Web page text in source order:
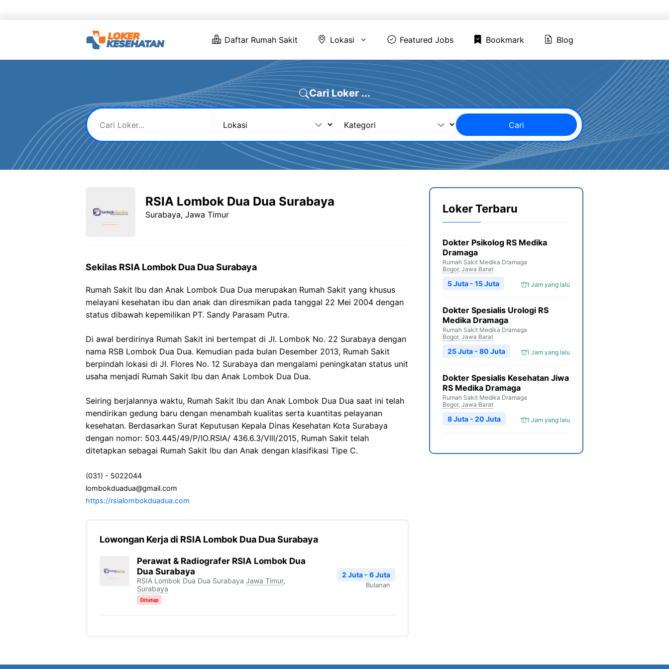
Daftar Rumah Sakit Lokasi Featured Jobs Bookmark Blog
Cari Loker ...
Cari
RSIA Lombok Dua Dua Surabaya
Surabaya, Jawa Timur
Sekilas RSIA Lombok Dua Dua Surabaya
Rumah Sakit lbu dan Anak Lombok Dua Dua merupakan Rumah Sakit yang khusus
melayani kesehatan ibu dan anak dan diresmikan pada tanggal 22 Mei 2004 dengan
status dibawah kepemilikan PT. Sandy Parasam Putra.
Di awal berdirinya Rumah Sakit ini bertempat di JI. Lombok No. 22 Surabaya dengan
nama RSB Lombok Dua Dua. Kemudian pada bulan Desember 2013, Rumah Sakit
berpindah lokasi di JI. Flores No. 12 Surabaya dan mengalami peningkatan status unit
usaha menjadi Rumah Sakit lbu dan Anak Lombok Dua Dua.
Seiring berjalannya waktu, Rumah Sakit lbu dan Anak Lombok Dua Dua saat ini telah
mendirikan gedung baru dengan menambah kualitas serta kuantitas pelayanan
kesehatan. Berdasarkan Surat Keputusan Kepala Dinas Kesehatan Kota Surabaya
dengan nomor: 503.445/49/P/IO.RSIA/ 436.6.3/Vlll/2015, Rumah Sakit telah
ditetapkan sebagai Rumah Sakit lbu dan Anak dengan klasifikasi Tipe C.
(031) - 5022044
lombokduadua@gmail.com
https://rsialombokduadua.com
Lowongan Kerja di RSIA Lombok Dua Dua Surabaya
Perawat & Radiografer RSIA Lombok Dua
Dua Surabaya
RSIA Lombok Dua Dua Surabaya Jawa Timur,
Surabaya
Ditutup
2 Juta - 6 Juta
Bulanan
Loker Terbaru
Dokter Psikolog RS Medika
Dramaga
Rumah Sakit Medika Dramaga
Bogor, Jawa Barat
1 Jam yang lalu
5 Juta - 15 Juta
Dokter Spesialis Urologi RS
Medika Dramaga
Rumah Sakit Medika Dramaga
Bogor, Jawa Barat
1 Jam yang lalu
25 Juta - 80 Juta
Dokter Spesialis Kesehatan Jiwa
RS Medika Dramaga
Rumah Sakit Medika Dramaga
Bogor, Jawa Barat
1 Jam yang lalu
8 Juta - 20 Juta